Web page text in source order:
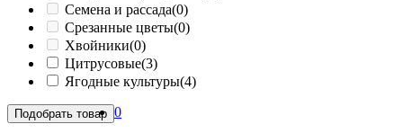
Семена и рассада(0)
Срезанные цветы(0)
Хвойники(0)
Цитрусовые(3)
Ягодные культуры(4)
Подобрать товар 0